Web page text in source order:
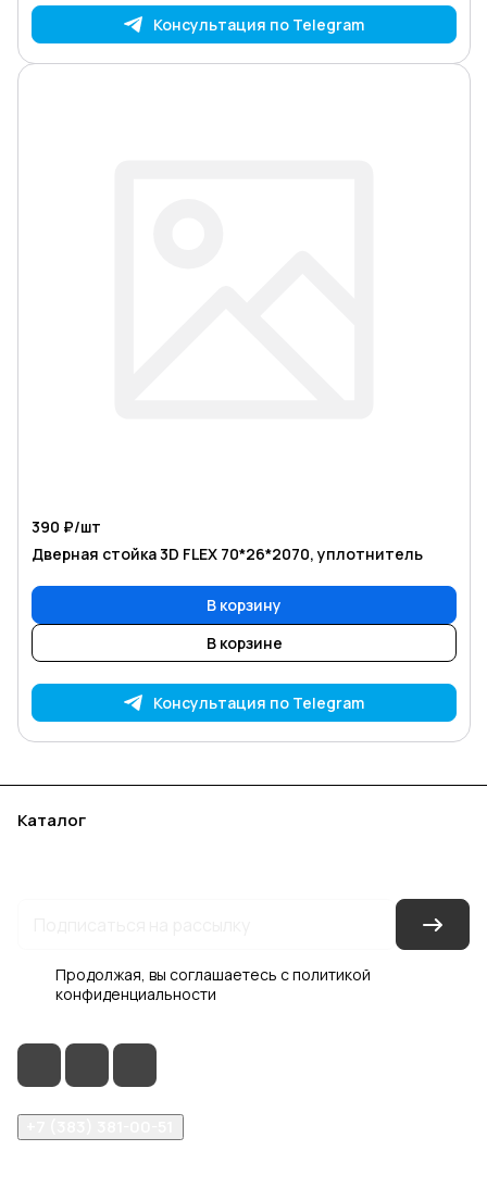
Консультация по Telegram
390 ₽/шт
Дверная стойка 3D FLEX 70*26*2070, уплотнитель
В корзину
В корзине
Консультация по Telegram
Каталог
Продолжая, вы соглашаетесь сполитикой
конфиденциальности